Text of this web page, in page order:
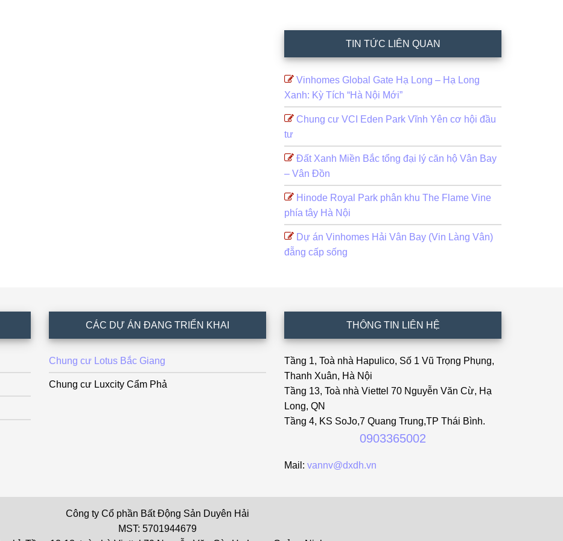
TIN TỨC LIÊN QUAN
Vinhomes Global Gate Hạ Long – Hạ Long
Xanh: Kỳ Tích “Hà Nội Mới”
Chung cư VCI Eden Park Vĩnh Yên cơ hội đầu
tư
Đất Xanh Miền Bắc tổng đại lý căn hộ Vân Bay
– Vân Đồn
Hinode Royal Park phân khu The Flame Vine
phía tây Hà Nội
Dự án Vinhomes Hải Vân Bay (Vin Làng Vân)
đẵng cấp sống
CÁC DỰ ÁN ĐANG TRIỂN KHAI
Chung cư Lotus Bắc Giang
Chung cư Luxcity Cẩm Phả
THÔNG TIN LIÊN HỆ
Tầng 1, Toà nhà Hapulico, Số 1 Vũ Trọng Phụng,
Thanh Xuân, Hà Nội
Tầng 13, Toà nhà Viettel 70 Nguyễn Văn Cừ, Hạ
Long, QN
Tầng 4, KS SoJo,7 Quang Trung,TP Thái Bình.
0903365002
Mail: vannv@dxdh.vn
Công ty Cổ phần Bất Động Sản Duyên Hải
MST: 5701944679